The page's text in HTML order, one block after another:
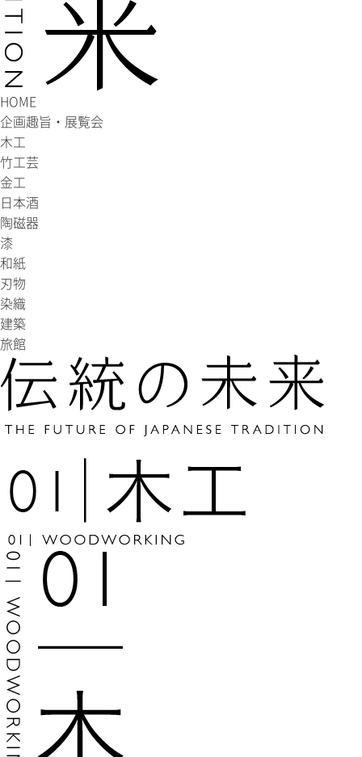
HOME
企画趣旨・展覧会
木工
竹工芸
金工
日本酒
陶磁器
漆
和紙
刃物
染織
建築
旅館